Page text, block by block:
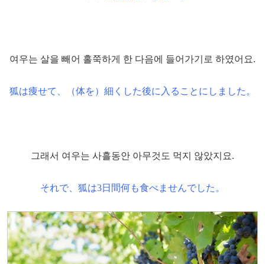
여우는 살을 빼어 홀쭉하게 한 다음에 들어가기로 하였어요.
狐は痩せて、（体を）細くした後に入ることにしました。
그래서 여우는 사흘동안 아무것도 먹지 않았지요.
それで、狐は3日間何も食べませんでした。